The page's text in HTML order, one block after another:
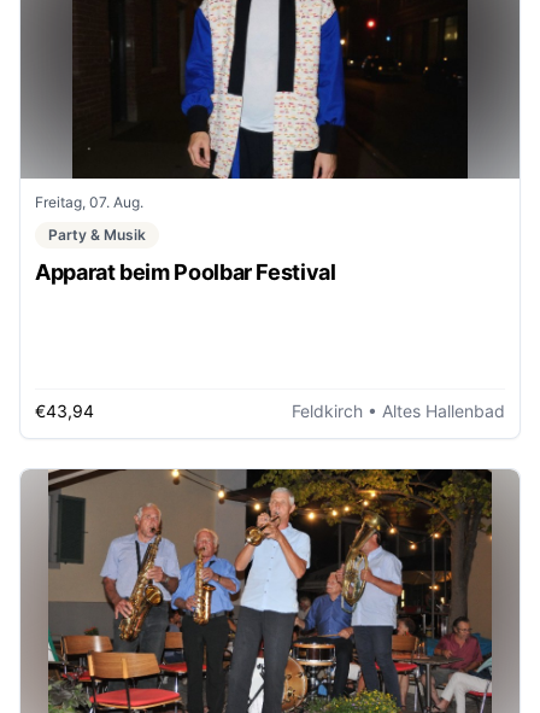
Freitag, 07. Aug.
Party & Musik
Apparat beim Poolbar Festival
€43,94 Feldkirch • Altes Hallenbad